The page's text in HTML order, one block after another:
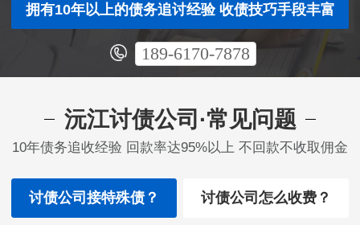
拥有10年以上的债务追讨经验 收债技巧手段丰富
189-6170-7878
沅江讨债公司·常见问题
10年债务追收经验 回款率达95%以上 不回款不收取佣金
讨债公司接特殊债？ 讨债公司怎么收费？